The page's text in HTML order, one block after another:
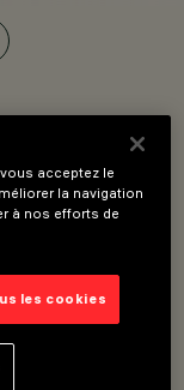
LED
patère réalisés
épaisseur
acceptez le
la navigation
à nos efforts de
les cookies